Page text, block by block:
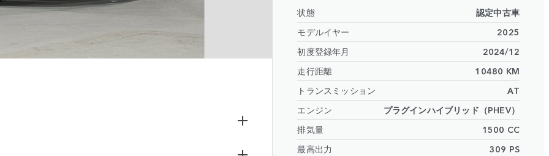
状態
認定中古車
モデルイヤー
2025
初度登録年月
2024/12
走行距離
10480 KM
トランスミッション
AT
エンジン
プラグインハイブリッド（PHEV）
排気量
1500 CC
最高出力
309 PS